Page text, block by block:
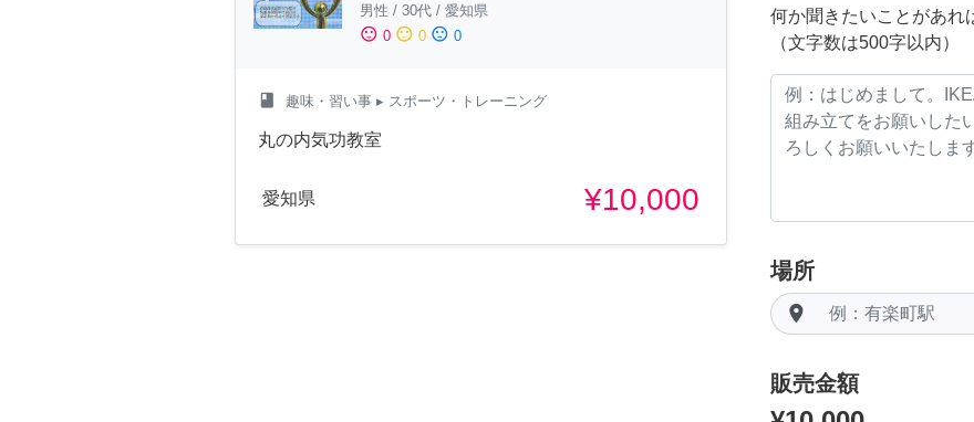
男性 / 30代 / 愛知県
sentiment_satisfied 0 sentiment_neutral 0 sentiment_dissatisfied 0
class 趣味・習い事 ▸ スポーツ・トレーニング
丸の内気功教室
愛知県 ¥10,000
何か聞きたいことがあれ
（文字数は500字以内）
場所
room
販売金額